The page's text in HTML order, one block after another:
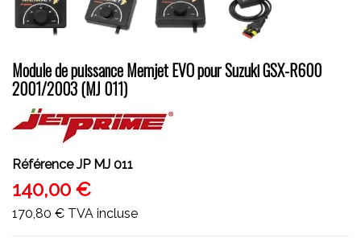
Module de puissance Memjet EVO pour Suzuki GSX-R600
2001/2003 (MJ 011)
Référence JP MJ 011
140,00 €
170,80 € TVA incluse